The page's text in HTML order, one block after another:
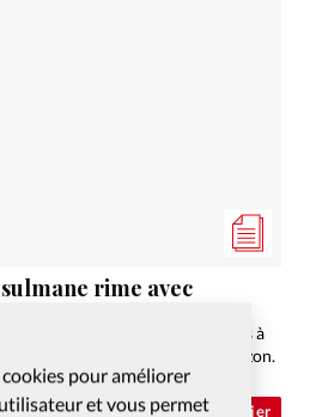
pour améliorer
et vous permet
Dossier
rime avec
Unis, Qatar... Comment ces pays à
ils leurs chrétiens? Tour d'horizon.
Abonnés